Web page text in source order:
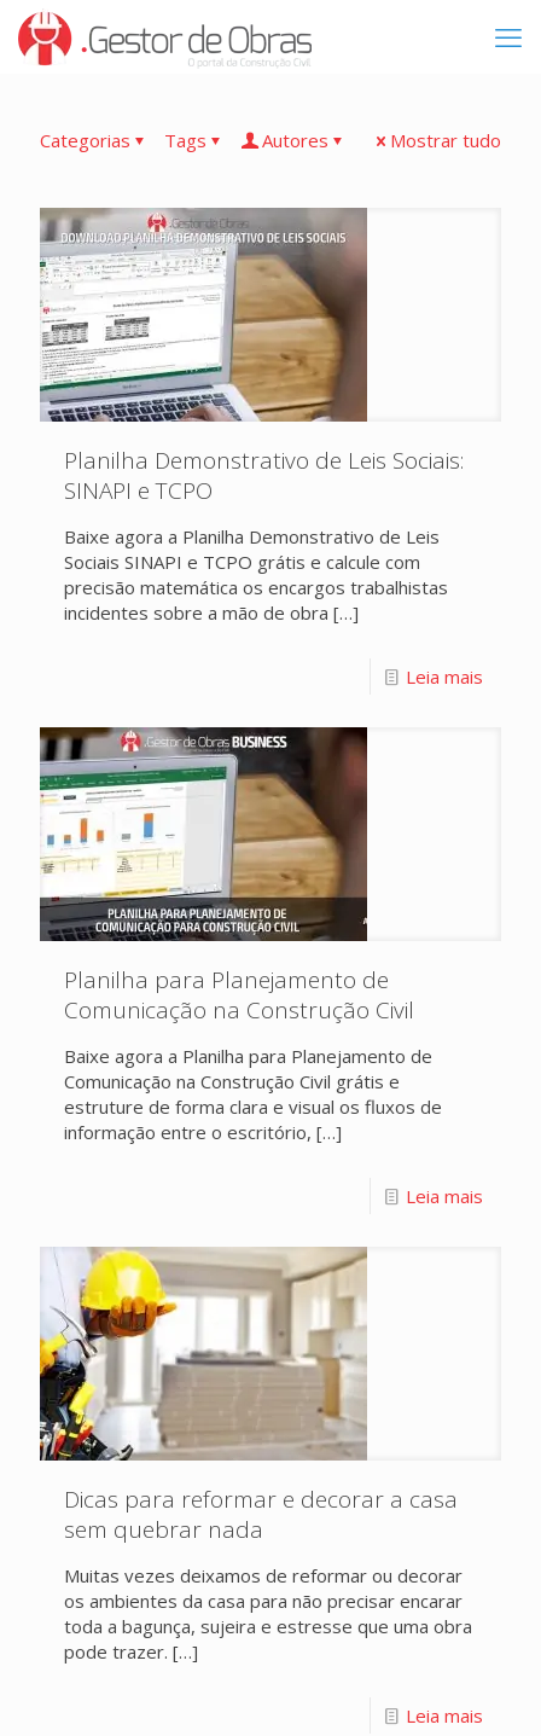
Categorias Tags Autores Mostrar tudo
Planilha Demonstrativo de Leis Sociais:
SINAPI e TCPO
Baixe agora a Planilha Demonstrativo de Leis
Sociais SINAPI e TCPO grátis e calcule com
precisão matemática os encargos trabalhistas
incidentes sobre a mão de obra […]
Leia mais
Planilha para Planejamento de
Comunicação na Construção Civil
Baixe agora a Planilha para Planejamento de
Comunicação na Construção Civil grátis e
estruture de forma clara e visual os fluxos de
informação entre o escritório, […]
Leia mais
Dicas para reformar e decorar a casa
sem quebrar nada
Muitas vezes deixamos de reformar ou decorar
os ambientes da casa para não precisar encarar
toda a bagunça, sujeira e estresse que uma obra
pode trazer. […]
Leia mais